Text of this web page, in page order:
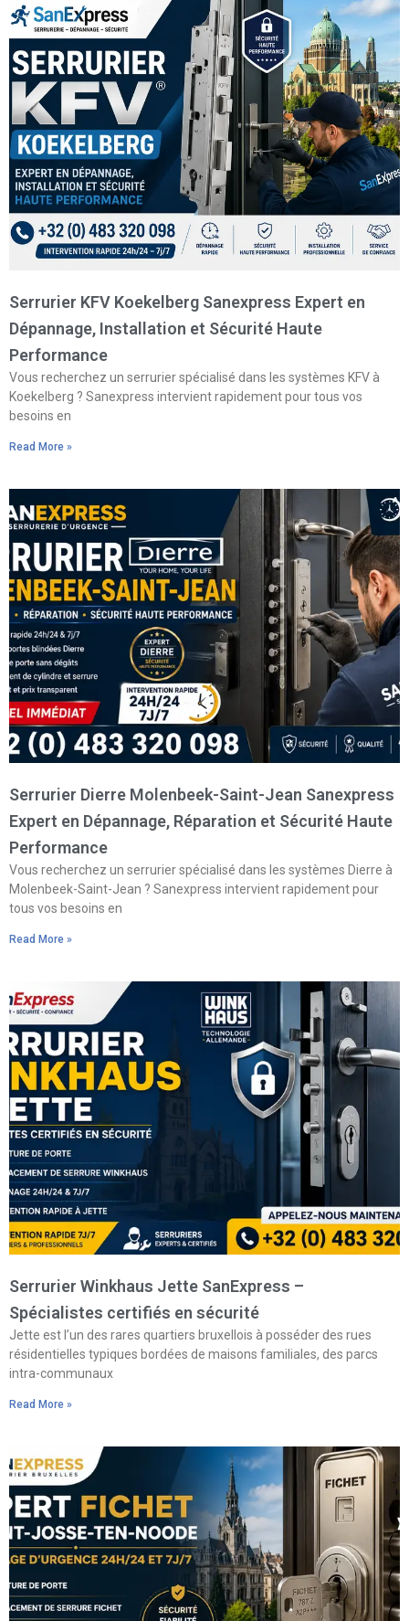
Serrurier KFV Koekelberg Sanexpress Expert en
Dépannage, Installation et Sécurité Haute
Performance
Vous recherchez un serrurier spécialisé dans les systèmes KFV à
Koekelberg ? Sanexpress intervient rapidement pour tous vos
besoins en
Read More »
Serrurier Dierre Molenbeek-Saint-Jean Sanexpress
Expert en Dépannage, Réparation et Sécurité Haute
Performance
Vous recherchez un serrurier spécialisé dans les systèmes Dierre à
Molenbeek-Saint-Jean ? Sanexpress intervient rapidement pour
tous vos besoins en
Read More »
Serrurier Winkhaus Jette SanExpress –
Spécialistes certifiés en sécurité
Jette est l’un des rares quartiers bruxellois à posséder des rues
résidentielles typiques bordées de maisons familiales, des parcs
intra-communaux
Read More »